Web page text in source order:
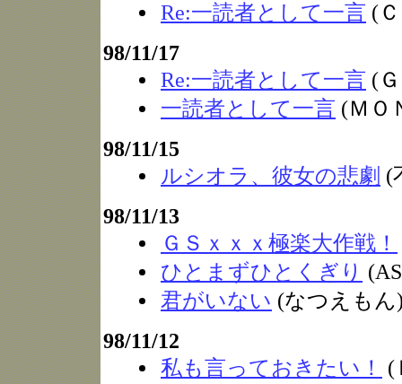
Re:一読者として一言 (
98/11/17
Re:一読者として一言 (
一読者として一言 (ＭＯ
98/11/15
ルシオラ、彼女の悲劇 (
98/11/13
ＧＳｘｘｘ極楽大作戦！
ひとまずひとくぎり
君がいない (なつえもん
98/11/12
私も言っておきたい！
(